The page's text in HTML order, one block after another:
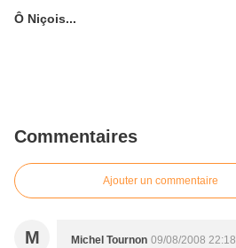
Ô Niçois...
Commentaires
Ajouter un commentaire
M Michel Tournon 09/08/2008 22:18